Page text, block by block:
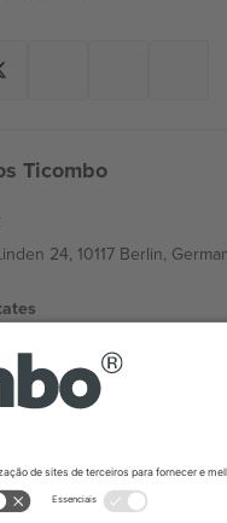
Ticombo
24, 10117 Berlin,
360, Roma Norte,